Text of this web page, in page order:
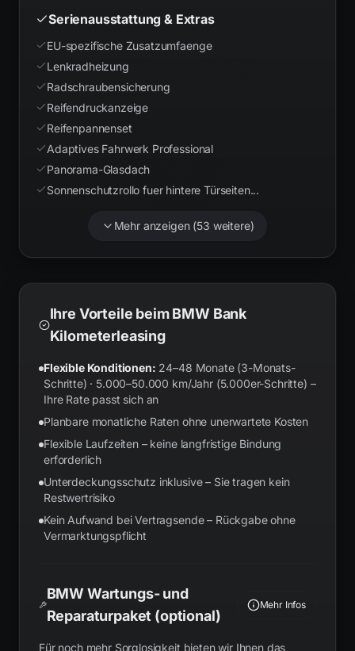
Serienausstattung & Extras
EU-spezifische Zusatzumfaenge
Lenkradheizung
Radschraubensicherung
Reifendruckanzeige
Reifenpannenset
Adaptives Fahrwerk Professional
Panorama-Glasdach
Sonnenschutzrollo fuer hintere Türseiten...
Mehr anzeigen (53 weitere)
Ihre Vorteile beim BMW Bank
Kilometerleasing
Flexible Konditionen: 24–48 Monate (3-Monats-
Schritte) · 5.000–50.000 km/Jahr (5.000er-Schritte) –
Ihre Rate passt sich an
Planbare monatliche Raten ohne unerwartete Kosten
Flexible Laufzeiten – keine langfristige Bindung
erforderlich
Unterdeckungsschutz inklusive – Sie tragen kein
Restwertrisiko
Kein Aufwand bei Vertragsende – Rückgabe ohne
Vermarktungspflicht
BMW Wartungs- und
Reparaturpaket (optional)
Mehr Infos
Für noch mehr Sorglosigkeit bieten wir Ihnen das